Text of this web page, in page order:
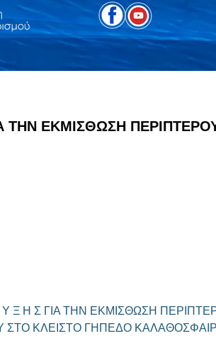
ΤΗΝ ΕΚΜΙΣΘΩΣΗ
Υ Ξ Η Σ ΓΙΑ ΤΗΝ ΕΚΜΙΣΘΩΣΗ
ΣΤΟ ΚΛΕΙΣΤΟ ΓΗΠΕΔΟ